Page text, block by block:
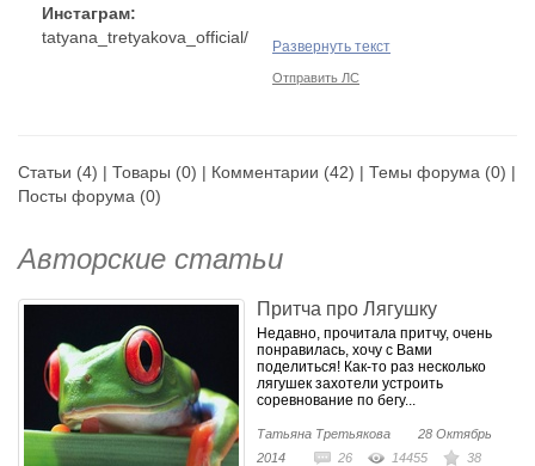
Инстаграм:
tatyana_tretyakova_official/
саморазвитие.
Развернуть текст
Отправить ЛС
Статьи (4) | Товары (0) | Комментарии (42) | Темы форума (0) |
Посты форума (0)
Авторские статьи
Притча про Лягушку
Недавно, прочитала притчу, очень
понравилась, хочу с Вами
поделиться! Как-то раз несколько
лягушек захотели устроить
соревнование по бегу...
Татьяна Третьякова
28 Октябрь
2014
26 14455 38